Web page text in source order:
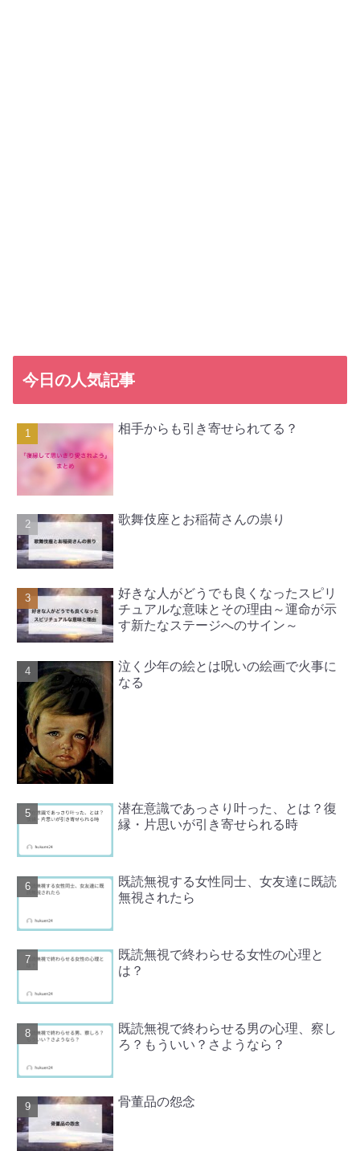
今日の人気記事
相手からも引き寄せられてる？
歌舞伎座とお稲荷さんの祟り
好きな人がどうでも良くなったスピリ
チュアルな意味とその理由～運命が示
す新たなステージへのサイン～
泣く少年の絵とは呪いの絵画で火事に
なる
潜在意識であっさり叶った、とは？復
縁・片思いが引き寄せられる時
既読無視する女性同士、女友達に既読
無視されたら
既読無視で終わらせる女性の心理と
は？
既読無視で終わらせる男の心理、察し
ろ？もういい？さようなら？
骨董品の怨念